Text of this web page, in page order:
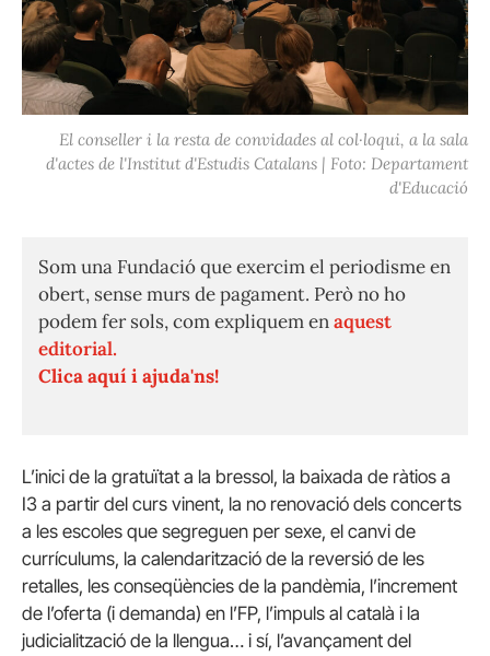
El conseller i la resta de convidades al col·loqui, a la sala
d'actes de l'Institut d'Estudis Catalans | Foto: Departament
d'Educació
Som una Fundació que exercim el periodisme en
obert, sense murs de pagament. Però no ho
podem fer sols, com expliquem enaquest
editorial.
Clica aquí i ajuda'ns!
L’inici de la gratuïtat a la bressol, la baixada de ràtios a
I3 a partir del curs vinent, la no renovació dels concerts
a les escoles que segreguen per sexe, el canvi de
currículums, la calendarització de la reversió de les
retalles, les conseqüències de la pandèmia, l’increment
de l’oferta (i demanda) en l’FP, l’impuls al català i la
judicialització de la llengua… i sí, l’avançament del